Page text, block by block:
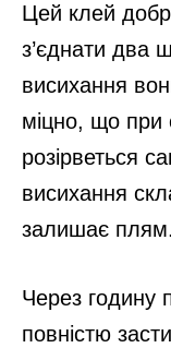
Цей клей
з’єднати два
висихання
міцно, що при
розірветься
висихання
залишає плям.
Через годину
повністю